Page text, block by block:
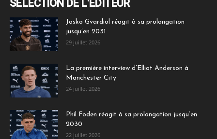
SÉLECTION DE L'EDITEUR
Josko Gvardiol réagit à sa prolongation
jusqu’en 2031
29 juillet 2026
La première interview d’Elliot Anderson à
Manchester City
24 juillet 2026
Phil Foden réagit à sa prolongation jusqu’en
2030
22 juillet 2026